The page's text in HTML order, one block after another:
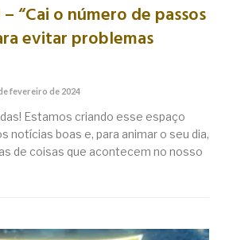
“Cai o número de passos
evitar problemas
fevereiro de 2024
Estamos criando esse espaço
notícias boas e, para animar o seu dia,
de coisas que acontecem no nosso